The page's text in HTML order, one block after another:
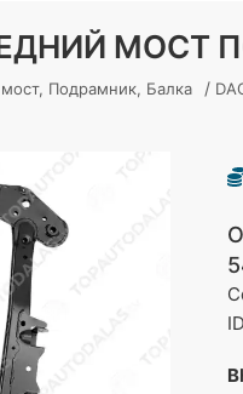
Подрамник, Балка /